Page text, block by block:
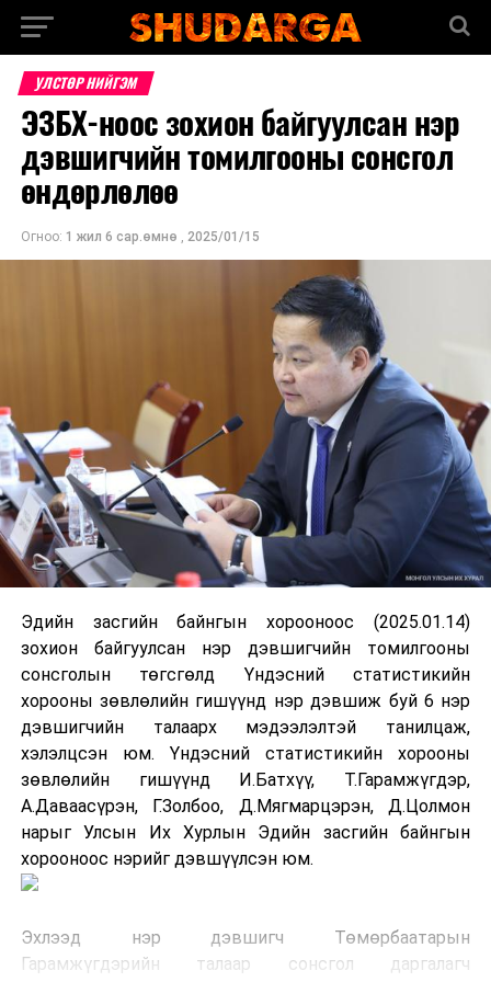
УЛСТӨР НИЙГЭМ
ЭЗБХ-ноос зохион байгуулсан нэр
дэвшигчийн томилгооны сонсгол
өндөрлөлөө
Огноо: 1 жил 6 сар.өмнө , 2025/01/15
Эдийн засгийн байнгын хорооноос (2025.01.14)
зохион байгуулсан нэр дэвшигчийн томилгооны
сонсголын төгсгөлд Үндэсний статистикийн
хорооны зөвлөлийн гишүүнд нэр дэвшиж буй 6 нэр
дэвшигчийн талаарх мэдээлэлтэй танилцаж,
хэлэлцсэн юм. Үндэсний статистикийн хорооны
зөвлөлийн гишүүнд И.Батхүү, Т.Гарамжүгдэр,
А.Даваасүрэн, Г.Золбоо, Д.Мягмарцэрэн, Д.Цолмон
нарыг Улсын Их Хурлын Эдийн засгийн байнгын
хорооноос нэрийг дэвшүүлсэн юм.
Эхлээд нэр дэвшигч Төмөрбаатарын
Гарамжүгдэрийн талаар сонсгол даргалагч